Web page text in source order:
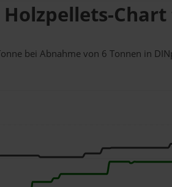
Holzpellets-Chart
bei Abnahmevon 6 Tonnen in